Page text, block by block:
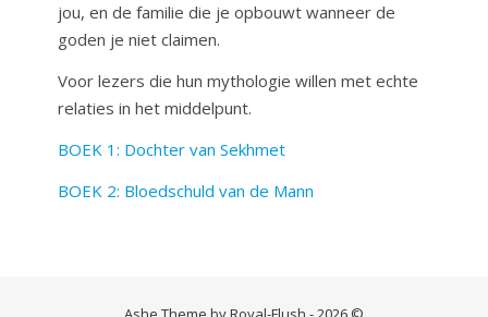
jou, en de familie die je opbouwt wanneer de
goden je niet claimen.
Voor lezers die hun mythologie willen met echte
relaties in het middelpunt.
BOEK 1: Dochter van Sekhmet
BOEK 2: Bloedschuld van de Mann